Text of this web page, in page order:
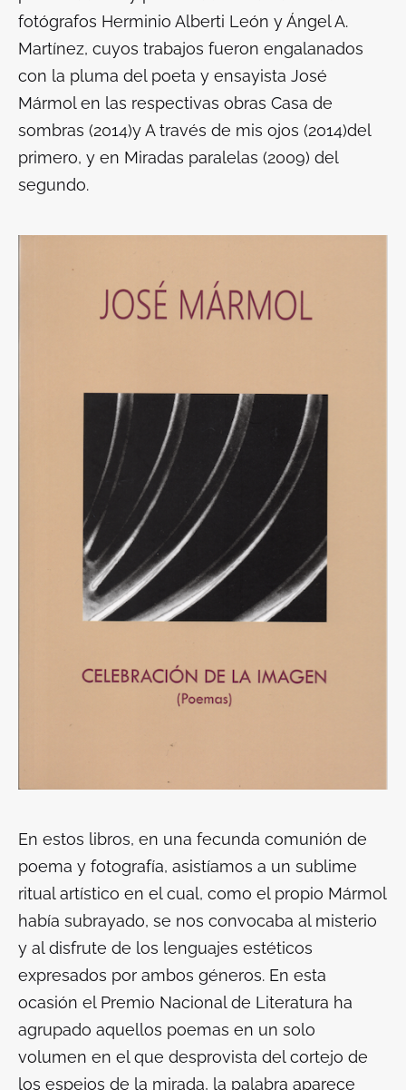
fotógrafos Herminio Alberti León y Ángel A.
Martínez, cuyos trabajos fueron engalanados
con la pluma del poeta y ensayista José
Mármol en las respectivas obras Casa de
sombras (2014)yA través de mis ojos (2014)del
primero, y en Miradas paralelas (2009) del
segundo.
En estos libros, en una fecunda comunión de
poema y fotografía, asistíamos a un sublime
ritual artístico en el cual, como el propio Mármol
había subrayado, se nos convocaba al misterio
y al disfrute de los lenguajes estéticos
expresados por ambos géneros. En esta
ocasión el Premio Nacional de Literatura ha
agrupado aquellos poemas en un solo
volumen en el que desprovista del cortejo de
los espejos de la mirada, la palabra aparece